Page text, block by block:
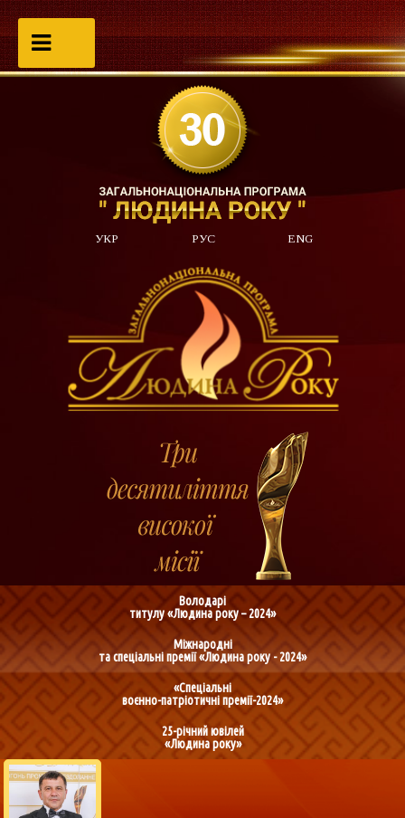
УКР РУС ENG
Володарі
титулу «Людина року – 2024»
Міжнародні
та спеціальні премії «Людина року - 2024»
«Спеціальні
воєнно-патріотичні премії-2024»
25-річний ювілей
«Людина року»